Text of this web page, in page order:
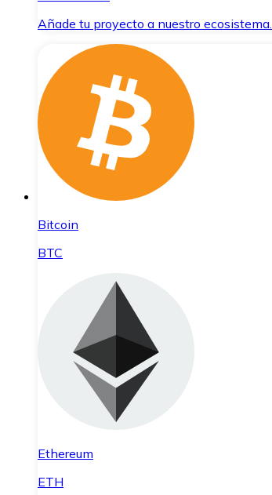
Añade tu proyecto a nuestro ecosistema.
Bitcoin
BTC
Ethereum
ETH